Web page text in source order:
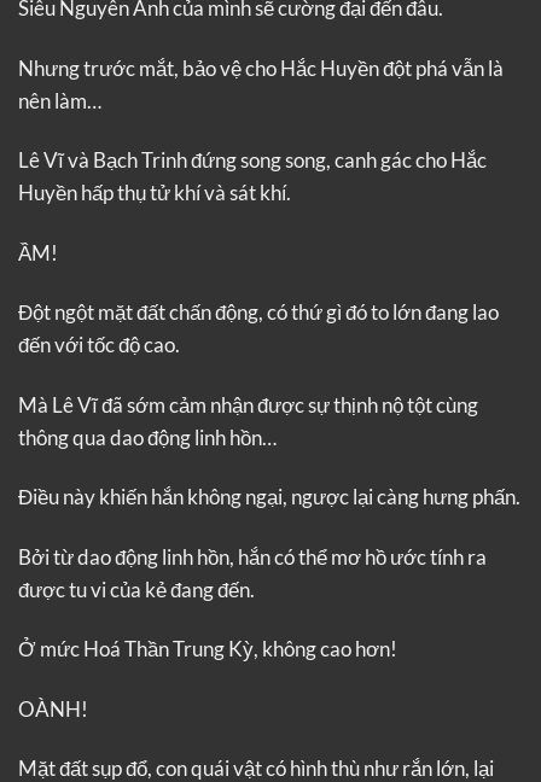
Siêu Nguyên Anh của mình sẽ cường đại đến đâu.
Nhưng trước mắt, bảo vệ cho Hắc Huyền đột phá vẫn là
nên làm…
Lê Vĩ và Bạch Trinh đứng song song, canh gác cho Hắc
Huyền hấp thụ tử khí và sát khí.
ẦM!
Đột ngột mặt đất chấn động, có thứ gì đó to lớn đang lao
đến với tốc độ cao.
Mà Lê Vĩ đã sớm cảm nhận được sự thịnh nộ tột cùng
thông qua dao động linh hồn…
Điều này khiến hắn không ngại, ngược lại càng hưng phấn.
Bởi từ dao động linh hồn, hắn có thể mơ hồ ước tính ra
được tu vi của kẻ đang đến.
Ở mức Hoá Thần Trung Kỳ, không cao hơn!
OÀNH!
Mặt đất sụp đổ, con quái vật có hình thù như rắn lớn, lại